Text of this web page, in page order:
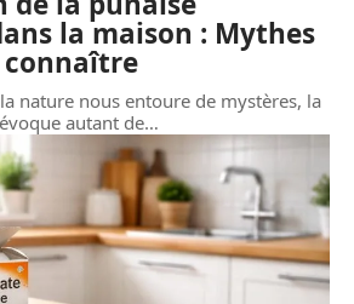
la maison : Mythes
nature nous entoure de mystères, la
autant de…